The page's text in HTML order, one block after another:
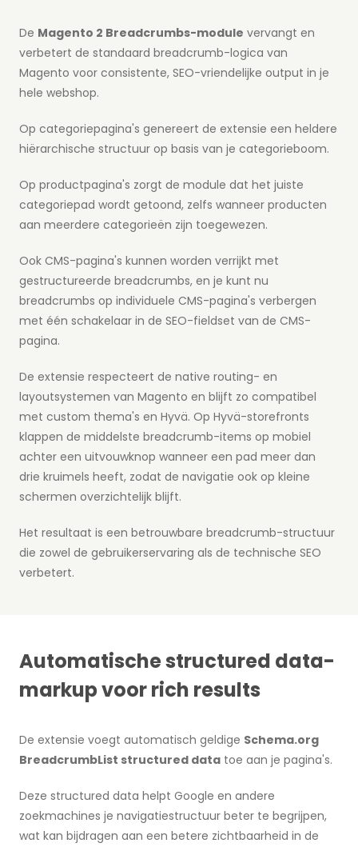
De Magento 2 Breadcrumbs-module vervangt en
verbetert de standaard breadcrumb-logica van
Magento voor consistente, SEO-vriendelijke output in je
hele webshop.
Op categoriepagina's genereert de extensie een heldere
hiërarchische structuur op basis van je categorieboom.
Op productpagina's zorgt de module dat het juiste
categoriepad wordt getoond, zelfs wanneer producten
aan meerdere categorieën zijn toegewezen.
Ook CMS-pagina's kunnen worden verrijkt met
gestructureerde breadcrumbs, en je kunt nu
breadcrumbs op individuele CMS-pagina's verbergen
met één schakelaar in de SEO-fieldset van de CMS-
pagina.
De extensie respecteert de native routing- en
layoutsystemen van Magento en blijft zo compatibel
met custom thema's en Hyvä. Op Hyvä-storefronts
klappen de middelste breadcrumb-items op mobiel
achter een uitvouwknop wanneer een pad meer dan
drie kruimels heeft, zodat de navigatie ook op kleine
schermen overzichtelijk blijft.
Het resultaat is een betrouwbare breadcrumb-structuur
die zowel de gebruikerservaring als de technische SEO
verbetert.
Automatische structured data-
markup voor rich results
De extensie voegt automatisch geldige Schema.org
BreadcrumbList structured data toe aan je pagina's.
Deze structured data helpt Google en andere
zoekmachines je navigatiestructuur beter te begrijpen,
wat kan bijdragen aan een betere zichtbaarheid in de